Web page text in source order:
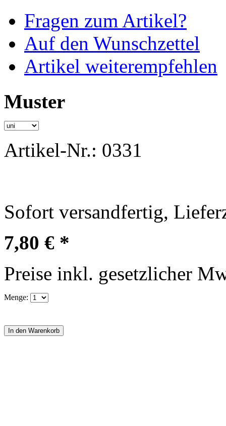
Fragen zum Artikel?
Auf den Wunschzettel
Artikel weiterempfehlen
Muster
Artikel-Nr.: 0331
Sofort versandfertig,
7,80 € *
Preise inkl. gesetzlicher
Menge: